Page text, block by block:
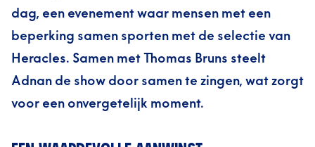
dag, een evenement waar mensen met een
beperking samen sporten met de selectie van
Heracles. Samen met Thomas Bruns steelt
Adnan de show door samen te zingen, wat zorgt
voor een onvergetelijk moment.